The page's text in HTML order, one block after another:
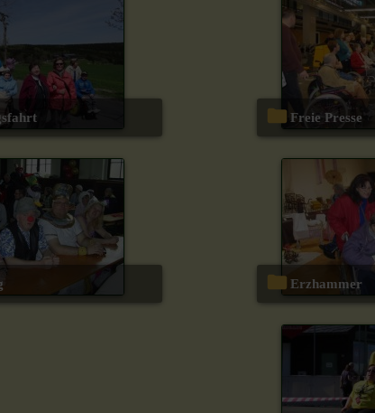
Freie Presse
Erzhammer